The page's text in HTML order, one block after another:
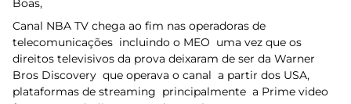
Boas,
Canal NBA TV chega ao fim nas operadoras de
telecomunicações incluindo o MEO uma vez que os
direitos televisivos da prova deixaram de ser da Warner
Bros Discovery que operava o canal a partir dos USA,
plataformas de streaming principalmente a Prime video